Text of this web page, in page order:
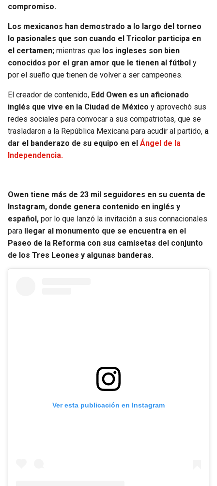
PANTHERS
SAINTS
BUCCANEERS
JAZZ
compromiso.
Los mexicanos han demostrado a lo largo del torneo
lo pasionales que son cuando el Tricolor participa en
el certamen; mientras que los ingleses son bien
conocidos por el gran amor que le tienen al fútbol y
por el sueño que tienen de volver a ser campeones.
El creador de contenido, Edd Owen es un aficionado
inglés que vive en la Ciudad de México y aprovechó sus
redes sociales para convocar a sus compatriotas, que se
trasladaron a la República Mexicana para acudir al partido, a
dar el banderazo de su equipo en el Ángel de la
Independencia.
Owen tiene más de 23 mil seguidores en su cuenta de
Instagram, donde genera contenido en inglés y
español, por lo que lanzó la invitación a sus connacionales
para
llegar al monumento que se encuentra en el
Paseo de la Reforma con sus camisetas del conjunto
de los Tres Leones y algunas banderas.
Ver esta publicación en Instagram